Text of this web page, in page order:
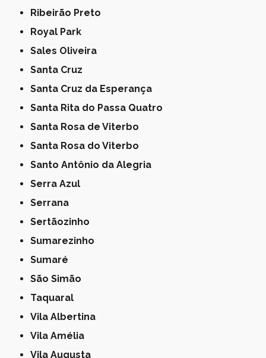
Ribeirão Preto
Royal Park
Sales Oliveira
Santa Cruz
Santa Cruz da Esperança
Santa Rita do Passa Quatro
Santa Rosa de Viterbo
Santa Rosa do Viterbo
Santo Antônio da Alegria
Serra Azul
Serrana
Sertãozinho
Sumarezinho
Sumaré
São Simão
Taquaral
Vila Albertina
Vila Amélia
Vila Augusta